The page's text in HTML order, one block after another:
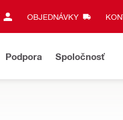
OBJEDNÁVKY
Podpora Spoločnosť